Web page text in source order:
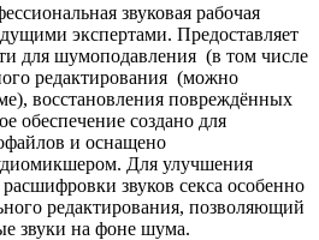
звуковая рабочая
экспертами. Предоставляет
для шумоподавления (в том числе
редактирования (можно
восстановления повреждённых
обеспечение создано для
и оснащено
Для улучшения
расшифровки звуков секса особенно
редактирования, позволяющий
звуки на фоне шума.